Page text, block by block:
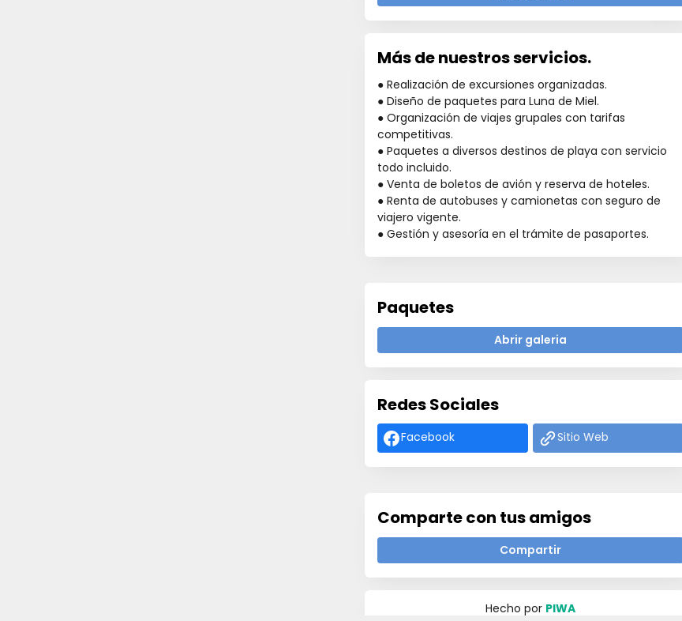
Más de nuestros servicios.
● Realización de excursiones organizadas.
● Diseño de paquetes para Luna de Miel.
● Organización de viajes grupales con tarifas
competitivas.
● Paquetes a diversos destinos de playa con servicio
todo incluido.
● Venta de boletos de avión y reserva de hoteles.
● Renta de autobuses y camionetas con seguro de
viajero vigente.
● Gestión y asesoría en el trámite de pasaportes.
Paquetes
Abrir galeria
Redes Sociales
Facebook Sitio Web
Comparte con tus amigos
Compartir
Hecho por PIWA